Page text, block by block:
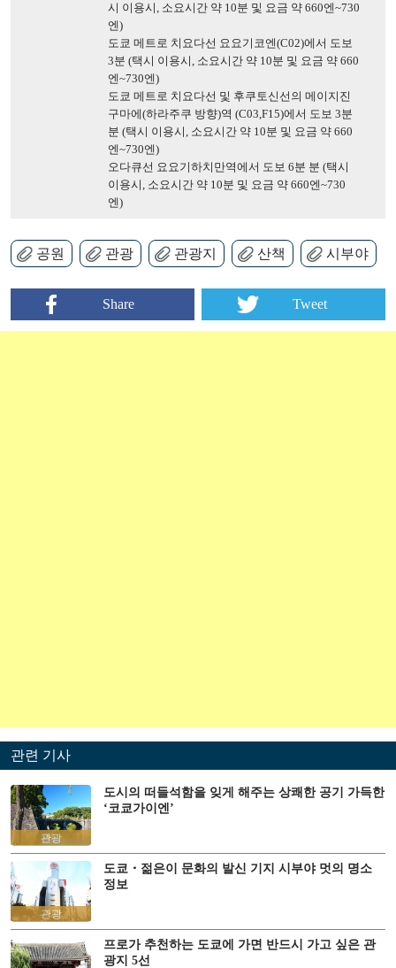
시 이용시, 소요시간 약 10분 및 요금 약 660엔~730
엔)
도쿄 메트로 치요다선 요요기코엔(C02)에서 도보
3분 (택시 이용시, 소요시간 약 10분 및 요금 약 660
엔~730엔)
도쿄 메트로 치요다선 및 후쿠토신선의 메이지진
구마에(하라주쿠 방향)역 (C03,F15)에서 도보 3분
분 (택시 이용시, 소요시간 약 10분 및 요금 약 660
엔~730엔)
오다큐선 요요기하치만역에서 도보 6분 분 (택시
이용시, 소요시간 약 10분 및 요금 약 660엔~730
엔)
공원 관광 관광지 산책 시부야
Share Tweet
관련 기사
관광
도시의 떠들석함을 잊게 해주는 상쾌한 공기 가득한
‘코쿄가이엔’
관광
도쿄・젊은이 문화의 발신 기지 시부야 멋의 명소
정보
프로가 추천하는 도쿄에 가면 반드시 가고 싶은 관
광지 5선